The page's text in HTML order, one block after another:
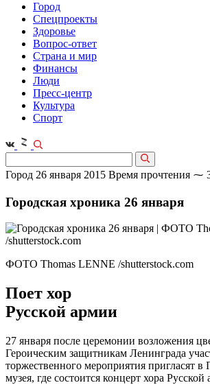
Город
Спецпроекты
Здоровье
Вопрос-ответ
Страна и мир
Финансы
Люди
Пресс-центр
Культура
Спорт
Город 26 января 2015 Время прочтения ⁓
Городская хроника 26 января
ФОТО Thomas LENNE /shutterstock.com
Поет хор
Русской армии
27 января после церемонии возложения
Героическим защитникам Ленинграда
торжественного мероприятия пригласят в
музея, где состоится концерт хора Русской